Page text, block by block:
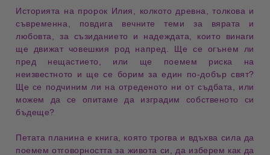
Историята на пророк Илия
, колкото древна, толкова и
съвременна, повдига вечните теми за вярата
и
любовта
, за съзиданието и надеждата , които винаги
ще движат човешкия род напред. Ще се огънем ли
пред нещастието , или ще поемем риска
на
неизвестното и ще се борим за един по-добър свят?
Ще се подчиним ли на отреденото ни отсъдбата
, или
можем да се опитаме да изградим собственото си
бъдеще?
Петата планина е книга, която трогва и вдъхва сила да
поемемотговорността за живота си, да изберем как да